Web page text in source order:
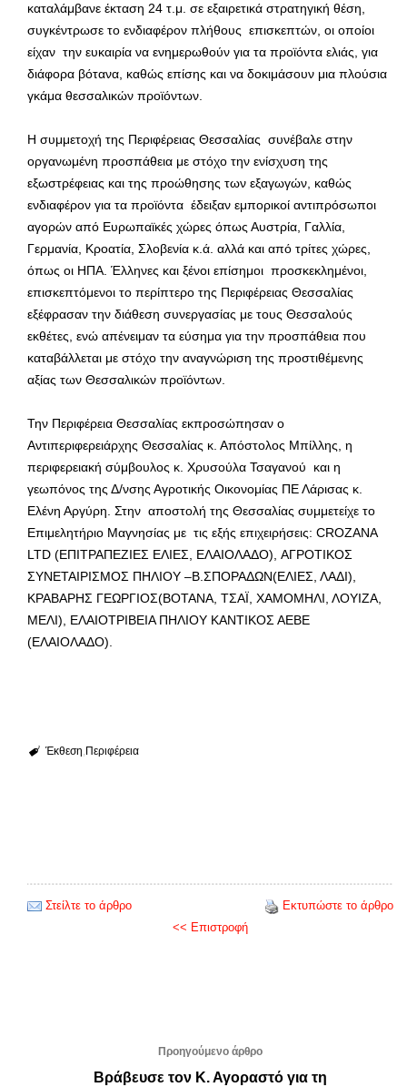
καταλάμβανε έκταση 24 τ.μ. σε εξαιρετικά στρατηγική θέση,
συγκέντρωσε το ενδιαφέρον πλήθους επισκεπτών, οι οποίοι
είχαν την ευκαιρία να ενημερωθούν για τα προϊόντα ελιάς, για
διάφορα βότανα, καθώς επίσης και να δοκιμάσουν μια πλούσια
γκάμα θεσσαλικών προϊόντων.
Η συμμετοχή της Περιφέρειας Θεσσαλίας συνέβαλε στην
οργανωμένη προσπάθεια με στόχο την ενίσχυση της
εξωστρέφειας και της προώθησης των εξαγωγών, καθώς
ενδιαφέρον για τα προϊόντα έδειξαν εμπορικοί αντιπρόσωποι
αγορών από Ευρωπαϊκές χώρες όπως Αυστρία, Γαλλία,
Γερμανία, Κροατία, Σλοβενία κ.ά. αλλά και από τρίτες χώρες,
όπως οι ΗΠΑ. Έλληνες και ξένοι επίσημοι προσκεκλημένοι,
επισκεπτόμενοι το περίπτερο της Περιφέρειας Θεσσαλίας
εξέφρασαν την διάθεση συνεργασίας με τους Θεσσαλούς
εκθέτες, ενώ απένειμαν τα εύσημα για την προσπάθεια που
καταβάλλεται με στόχο την αναγνώριση της προστιθέμενης
αξίας των Θεσσαλικών προϊόντων.
Την Περιφέρεια Θεσσαλίας εκπροσώπησαν ο
Αντιπεριφερειάρχης Θεσσαλίας κ. Απόστολος Μπίλλης, η
περιφερειακή σύμβουλος κ. Χρυσούλα Τσαγανού και η
γεωπόνος της Δ/νσης Αγροτικής Οικονομίας ΠΕ Λάρισας κ.
Ελένη Αργύρη. Στην αποστολή της Θεσσαλίας συμμετείχε το
Επιμελητήριο Μαγνησίας με τις εξής επιχειρήσεις: CROZANA
LTD (ΕΠΙΤΡΑΠΕΖΙΕΣ ΕΛΙΕΣ, ΕΛΑΙΟΛΑΔΟ), ΑΓΡΟΤΙΚΟΣ
ΣΥΝΕΤΑΙΡΙΣΜΟΣ ΠΗΛΙΟΥ –Β.ΣΠΟΡΑΔΩΝ(ΕΛΙΕΣ, ΛΑΔΙ),
ΚΡΑΒΑΡΗΣ ΓΕΩΡΓΙΟΣ(ΒΟΤΑΝΑ, ΤΣΑΪ, ΧΑΜΟΜΗΛΙ, ΛΟΥΙΖΑ,
ΜΕΛΙ), ΕΛΑΙΟΤΡΙΒΕΙΑ ΠΗΛΙΟΥ ΚΑΝΤΙΚΟΣ ΑΕΒΕ
(ΕΛΑΙΟΛΑΔΟ).
Έκθεση Περιφέρεια
Στείλτε το άρθρο
Εκτυπώστε το άρθρο
<< Επιστροφή
Προηγούμενο άρθρο
Βράβευσε τον Κ. Αγοραστό για τη